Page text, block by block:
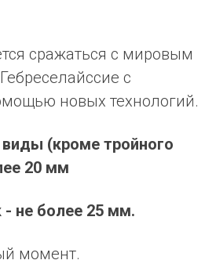
сражаться с мировым
с
новых технологий.
виды (кроме тройного
20 мм
не более 25 мм.
момент.